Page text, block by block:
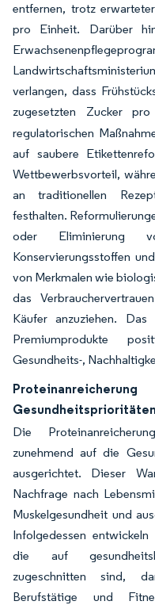
entfernen, trotz
pro Einheit. Darüber
verlangen, dass
zugesetzten Zucker pro
regulatorischen
auf saubere
Wettbewerbsvorteil,
an traditionellen
festhalten.
oder Eliminierung
Konservierungsstoffen
von Merkmalen wie
das
Käufer anzuziehen.
Premiumprodukte
Gesundheits-,
Die
zunehmend auf die
ausgerichtet. Dieser
Nachfrage nach
Muskelgesundheit und
Infolgedessen
die auf
zugeschnitten sind,
Berufstätige und